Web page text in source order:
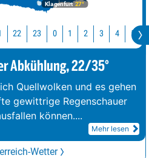
Klagenfurt 27°
22 23 0 1 2 3 4 5
Abkühlung, 22/35°
Quellwolken und es gehen
gewittrige Regenschauer
können....
Mehr lesen
Wetter